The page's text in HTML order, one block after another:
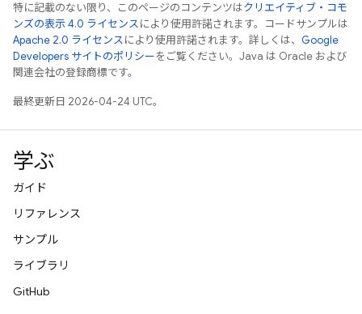
特に記載のない限り、このページのコンテンツはクリエイティブ・コモ
ンズの表示 4.0 ライセンスにより使用許諾されます。コードサンプルは
Apache 2.0 ライセンスにより使用許諾されます。詳しくは、 Google
Developers サイトのポリシーをご覧ください。Java は Oracle および
関連会社の登録商標です。
最終更新日 2026-04-24 UTC。
学ぶ
ガイド
リファレンス
サンプル
ライブラリ
GitHub